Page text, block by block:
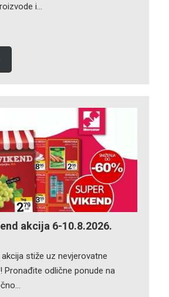
i…
akcija 6-10.8.2026.
stiže uz nevjerovatne
Pronađite odlične ponude na